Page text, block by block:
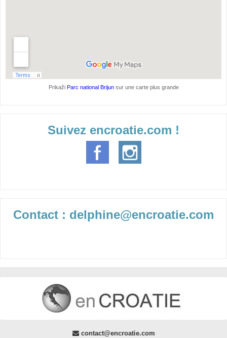
Prikaži Parc national Brijunsur une carte plus grande
Suivez encroatie.com !
Contact : delphine@encroatie.com
contact@encroatie.com